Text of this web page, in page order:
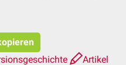
Artikel